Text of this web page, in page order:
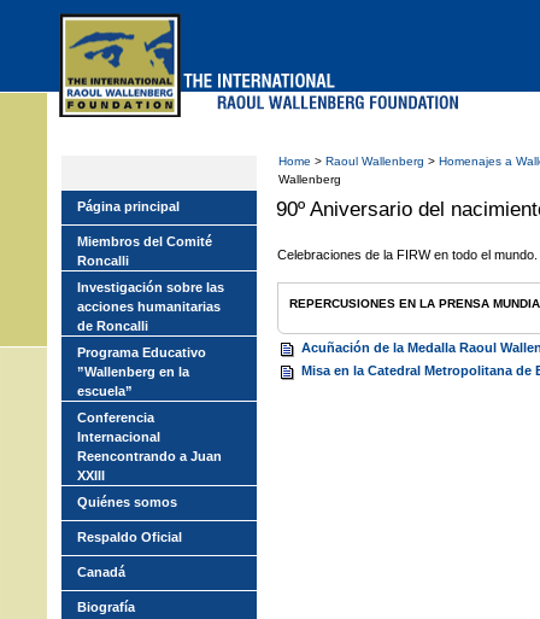
Home > Raoul Wallenberg > Homenajes a
Wallenberg
90º Aniversario del
Celebraciones de la FIRW en todo el mundo.
REPERCUSIONES EN LA PRENSA
Acuñación de la Medalla Raoul
Misa en la Catedral Metropolitana de
Página principal
Miembros del Comité
Roncalli
Investigación sobre las
acciones humanitarias
de Roncalli
Programa Educativo
”Wallenberg en la
escuela”
Conferencia
Internacional
Reencontrando a Juan
XXIII
Quiénes somos
Respaldo Oficial
Canadá
Biografía